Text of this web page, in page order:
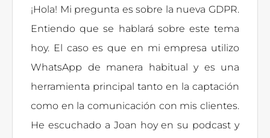
¡Hola! Mi pregunta es sobre la nueva GDPR.
Entiendo que se hablará sobre este tema
hoy. El caso es que en mi empresa utilizo
WhatsApp de manera habitual y es una
herramienta principal tanto en la captación
como en la comunicación con mis clientes.
He escuchado a Joan hoy en su podcast y